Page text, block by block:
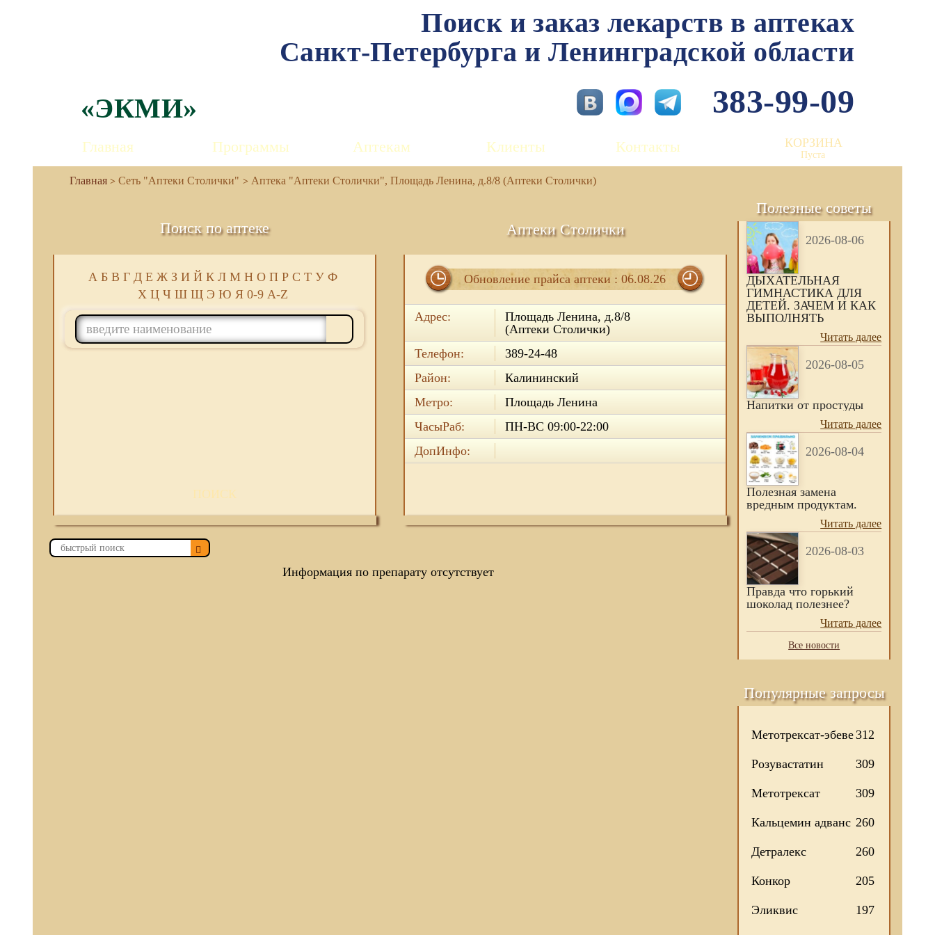
Поиск и заказ лекарств в аптеках
Санкт-Петербурга и Ленинградской области
383-99-09
«ЭКМИ»
Главная Программы Аптекам Клиенты Контакты КОРЗИНА
Пуста
Сеть "Аптеки Столички" Аптека "Аптеки Столички", Площадь Ленина, д.8/8 (Аптеки Столички)
Поиск по аптеке
А Б В Г Д Е Ж З И Й К Л М Н О П Р С Т У Ф
Х Ц Ч Ш Щ Э Ю Я 0-9 A-Z
ПОИСК
Аптеки Столички
Обновление прайса аптеки : 06.08.26
Адрес:
Площадь Ленина, д.8/8
(Аптеки Столички)
Телефон:
389-24-48
Район:
Калининский
Метро:
Площадь Ленина
ЧасыРаб:
ПН-ВС 09:00-22:00
ДопИнфо:
Информация по препарату отсутствует
Полезные советы
2026-08-06
ДЫХАТЕЛЬНАЯ
ГИМНАСТИКА ДЛЯ
ДЕТЕЙ. ЗАЧЕМ И КАК
ВЫПОЛНЯТЬ
Читать далее
2026-08-05
Напитки от простуды
Читать далее
2026-08-04
Полезная замена
вредным продуктам.
Читать далее
2026-08-03
Правда что горький
шоколад полезнее?
Читать далее
Все новости
Популярные запросы
Метотрексат-эбеве312
Розувастатин 309
Метотрексат 309
Кальцемин адванс 260
Детралекс 260
Конкор 205
Эликвис 197